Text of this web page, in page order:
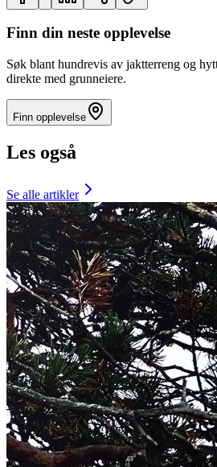
Finn din neste opplevelse
Søk blant hundrevis av jaktterreng og
direkte med grunneiere.
Finn opplevelse
Les også
Se alle artikler